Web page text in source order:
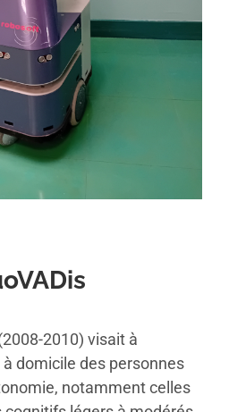
2010) visait à
domicile des personnes
notamment celles